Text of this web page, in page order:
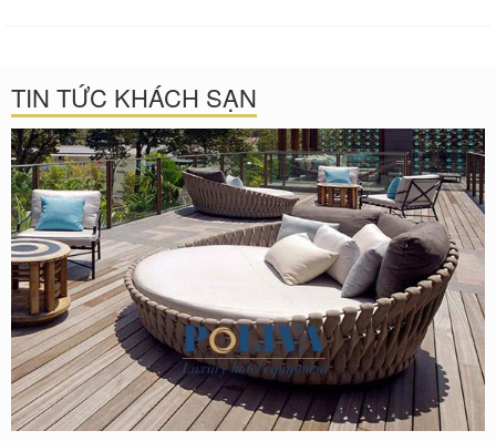
TIN TỨC KHÁCH SẠN